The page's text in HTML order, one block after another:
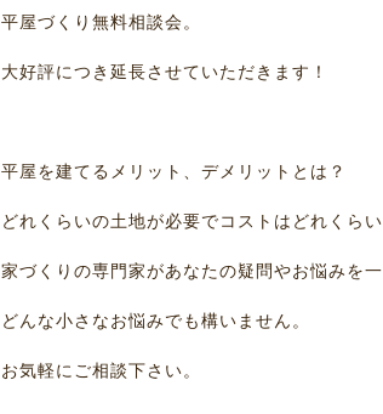
平屋づくり無料相談会。
大好評につき延長させていただきます！
平屋を建てるメリット、デメリットとは？
どれくらいの土地が必要でコストはどれくら
家づくりの専門家があなたの疑問やお悩みを一
どんな小さなお悩みでも構いません。
お気軽にご相談下さい。